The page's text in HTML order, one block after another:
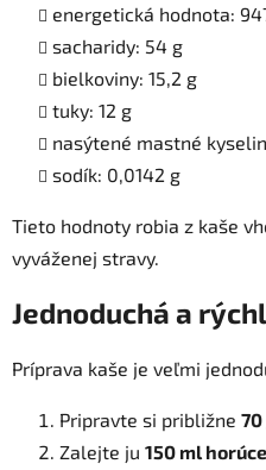
energetická hodnota:
sacharidy: 54 g
bielkoviny: 15,2 g
tuky: 12 g
nasýtené mastné
sodík: 0,0142 g
Tieto hodnoty robia z kaše
vyváženej stravy.
Jednoduchá a
Príprava kaše je veľmi
Pripravte si približne 70
Zalejte ju 150 ml